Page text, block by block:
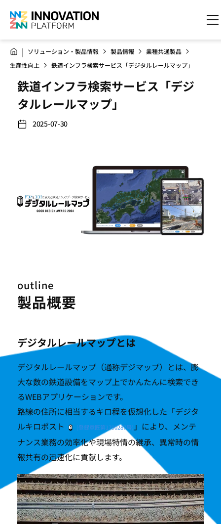
ソリューション・製品情報 製品情報
業種共通製品
生産性向上
鉄道インフラ検索サービス「デジタルレールマップ」
鉄道インフラ検索サービス「デジ
タルレールマップ」
2025-07-30
outline
製品概要
デジタルレールマップとは
デジタルレールマップ（通称デジマップ）とは、膨
大な数の鉄道設備をマップ上でかんたんに検索でき
るWEBアプリケーションです。
路線の住所に相当するキロ程を仮想化した「デジタ
ルキロポスト
(登録意匠第1790287号) 」により、メンテ
ナンス業務の効率化や現場特情の継承、異常時の情
報共有の迅速化に貢献します。